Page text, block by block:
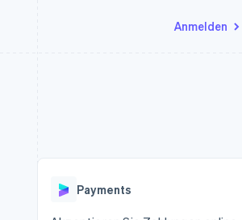
Anmelden
Radar
Start-up-Gründung
API-Status
Payments